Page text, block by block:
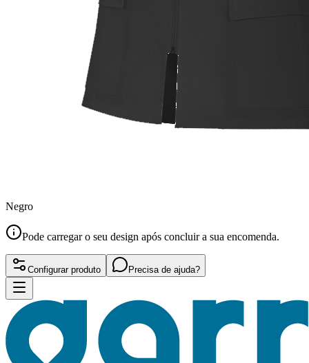
Negro
Pode carregar o seu design após concluir a sua encomenda.
Configurar produto Precisa de ajuda?